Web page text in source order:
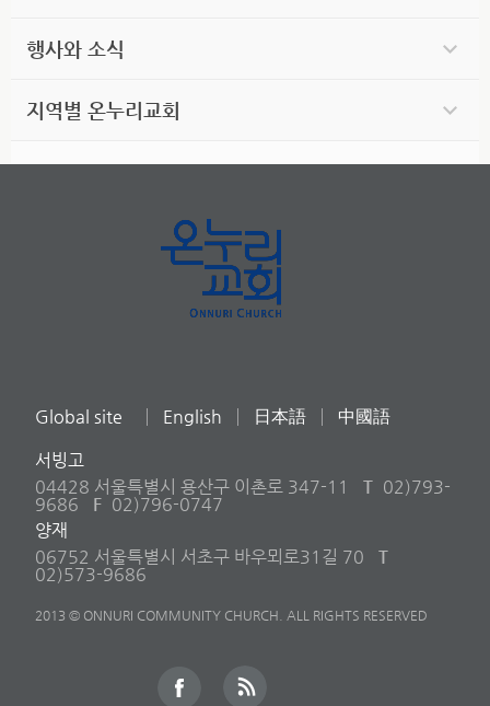
행사와 소식
지역별 온누리교회
Global site English 日本語 中國語
서빙고
04428 서울특별시 용산구 이촌로 347-11
T 02)793-
9686
F 02)796-0747
양재
06752 서울특별시 서초구 바우뫼로31길 70
T
02)573-9686
2013 © ONNURI COMMUNITY CHURCH. ALL RIGHTS RESERVED